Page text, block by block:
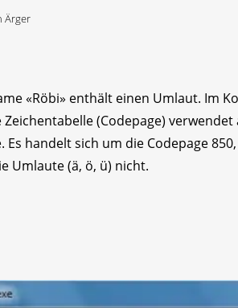
Ärger
«Röbi» enthält einen Umlaut. Im
(Codepage)
handelt sich um die Codepage
Umlaute (ä, ö, ü) nicht.